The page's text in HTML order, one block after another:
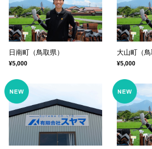
日南町（鳥取県）
¥5,000
大山町（鳥
¥5,000